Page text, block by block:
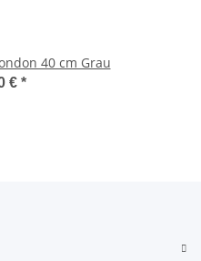
40 cm Grau
€ *